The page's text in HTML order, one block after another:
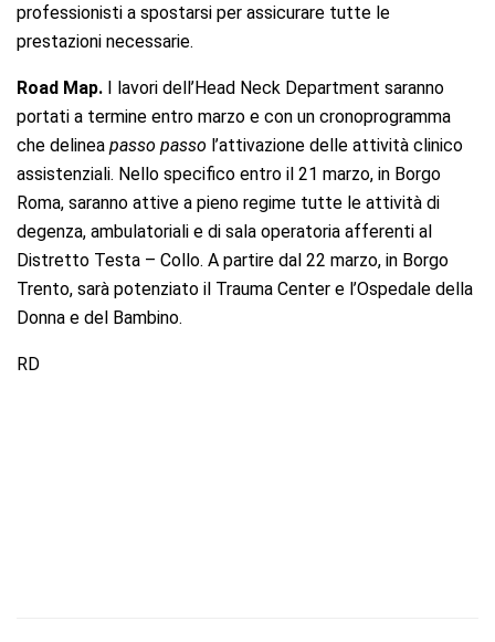
professionisti a spostarsi per assicurare tutte le
prestazioni necessarie.
Road Map. I lavori dell’Head Neck Department saranno
portati a termine entro marzo e con un cronoprogramma
che delinea passo passo l’attivazione delle attività clinico
assistenziali. Nello specifico entro il 21 marzo, in Borgo
Roma, saranno attive a pieno regime tutte le attività di
degenza, ambulatoriali e di sala operatoria afferenti al
Distretto Testa – Collo. A partire dal 22 marzo, in Borgo
Trento, sarà potenziato il Trauma Center e l’Ospedale della
Donna e del Bambino.
RD